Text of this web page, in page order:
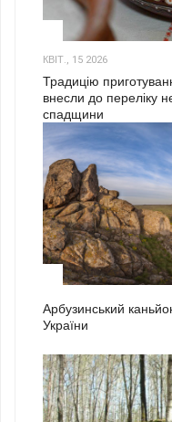
КВІТ., 15 2026
Традицію
внесли до переліку
спадщини
Арбузинський
України